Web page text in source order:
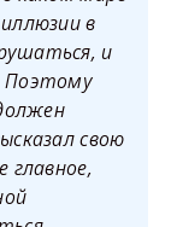
в
и
Поэтому
свою
главное,